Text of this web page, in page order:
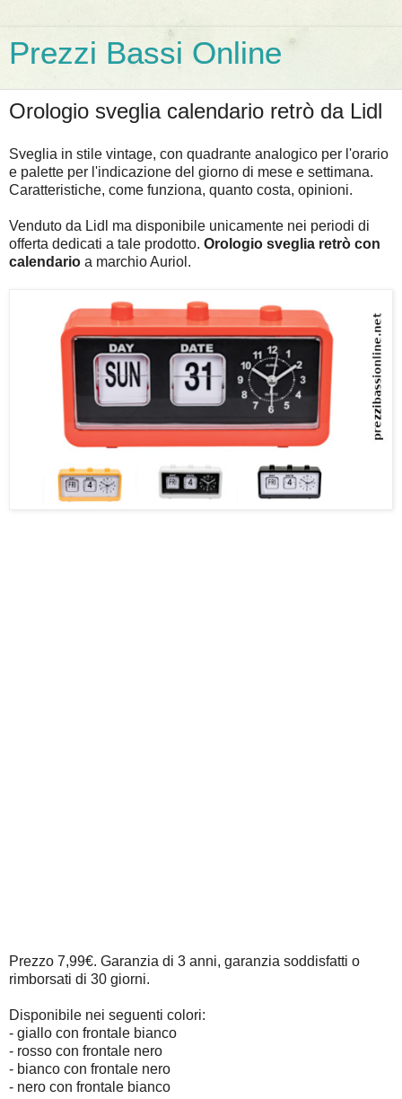
Prezzi Bassi Online
Orologio sveglia calendario retrò da Lidl
Sveglia in stile vintage, con quadrante analogico per l'orario
e palette per l'indicazione del giorno di mese e settimana.
Caratteristiche, come funziona, quanto costa, opinioni.
Venduto da Lidl ma disponibile unicamente nei periodi di
offerta dedicati a tale prodotto. Orologio sveglia retrò con
calendario a marchio Auriol.
Prezzo 7,99€. Garanzia di 3 anni, garanzia soddisfatti o
rimborsati di 30 giorni.
Disponibile nei seguenti colori:
- giallo con frontale bianco
- rosso con frontale nero
- bianco con frontale nero
- nero con frontale bianco